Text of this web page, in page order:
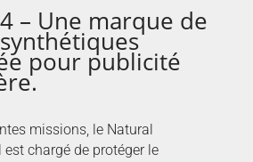
– Une marque de
pour publicité
missions, le Natural
chargé de protéger le